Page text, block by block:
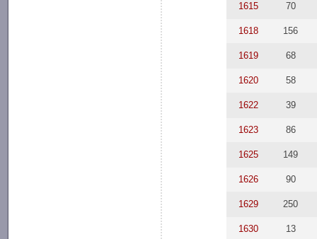
1615 70
1618 156
1619 68
1620 58
1622 39
1623 86
1625 149
1626 90
1629 250
1630 13